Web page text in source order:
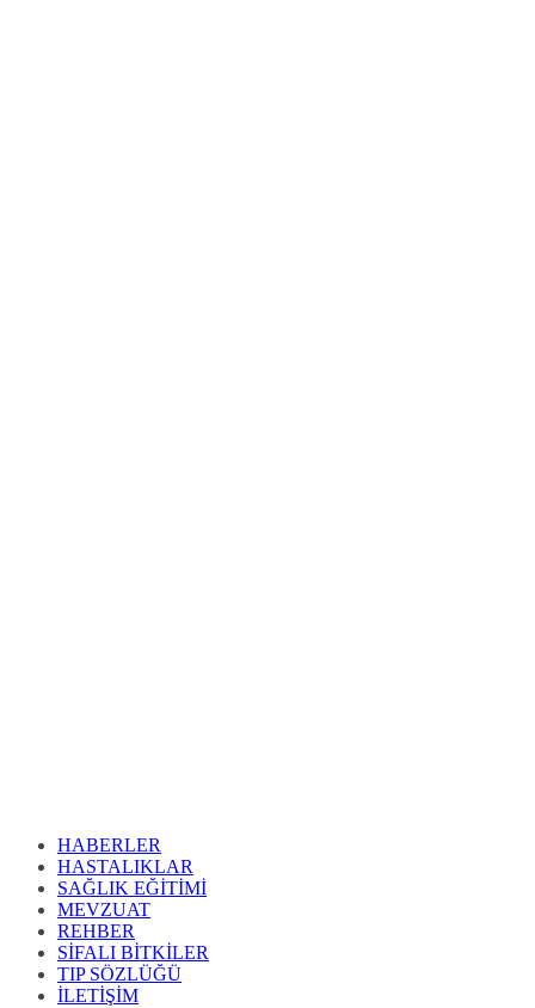
HABERLER
HASTALIKLAR
SAĞLIK EĞİTİMİ
MEVZUAT
REHBER
SİFALI BİTKİLER
TIP SÖZLÜĞÜ
İLETİŞİM